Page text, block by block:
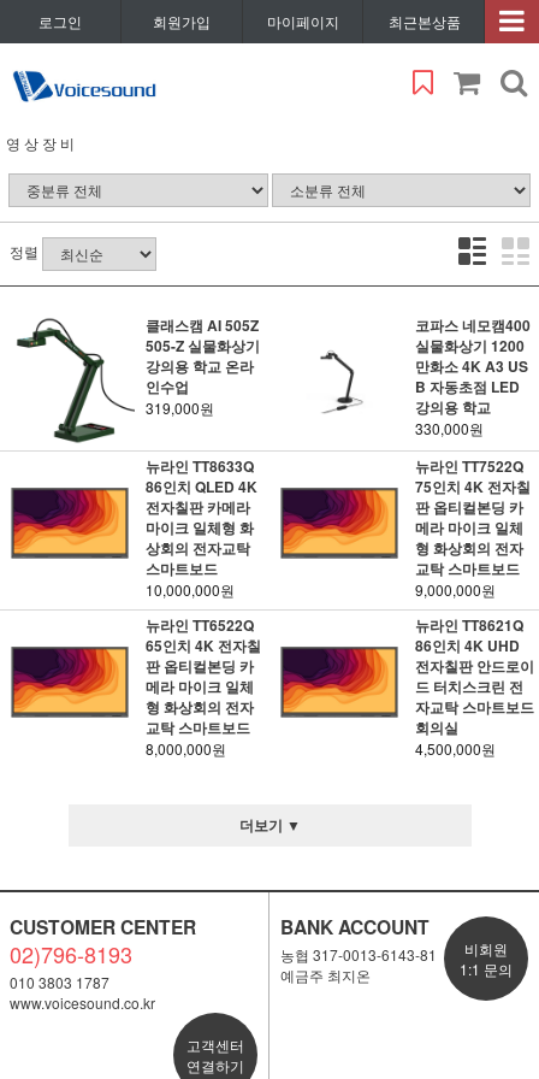
로그인 회원가입 마이페이지 최근본상품
영 상 장 비
정렬
클래스캠 AI 505Z
505-Z 실물화상기
강의용 학교 온라
인수업
319,000원
코파스 네모캠400
실물화상기 1200
만화소 4K A3 US
B 자동초점 LED
강의용 학교
330,000원
뉴라인 TT8633Q
86인치 QLED 4K
전자칠판 카메라
마이크 일체형 화
상회의 전자교탁
스마트보드
10,000,000원
뉴라인 TT7522Q
75인치 4K 전자칠
판 옵티컬본딩 카
메라 마이크 일체
형 화상회의 전자
교탁 스마트보드
9,000,000원
뉴라인 TT6522Q
65인치 4K 전자칠
판 옵티컬본딩 카
메라 마이크 일체
형 화상회의 전자
교탁 스마트보드
8,000,000원
뉴라인 TT8621Q
86인치 4K UHD
전자칠판 안드로이
드 터치스크린 전
자교탁 스마트보드
회의실
4,500,000원
더보기 ▼
CUSTOMER CENTER
02)796-8193
010 3803 1787
www.voicesound.co.kr
고객센터
연결하기
BANK ACCOUNT
농협 317-0013-6143-81
예금주 최지온
비회원
1:1 문의